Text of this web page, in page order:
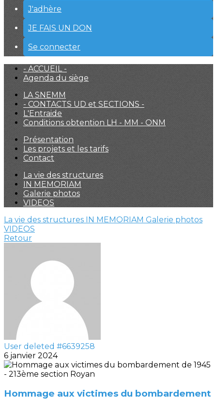
J'adhère
JE FAIS UN DON
Se connecter
- ACCUEIL -
Agenda du siège
LA SNEMM
- CONTACTS UD et SECTIONS -
L'Entraide
Conditions obtention LH - MM - ONM
Présentation
Les projets et les tarifs
Contact
La vie des structures
IN MEMORIAM
Galerie photos
VIDEOS
La vie des structures IN MEMORIAM Galerie photos
VIDEOS
Retour
User deleted #6639258
6 janvier 2024
Hommage aux victimes du bombardement